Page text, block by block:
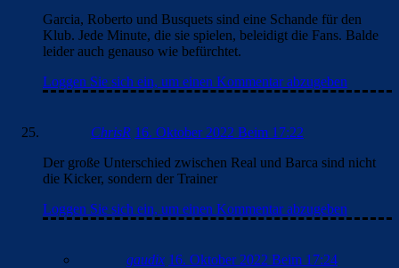
Garcia, Roberto und Busquets sind eine Schande für den
Klub. Jede Minute, die sie spielen, beleidigt die Fans. Balde
leider auch genauso wie befürchtet.
Loggen Sie sich ein, um einen Kommentar abzugeben
ChrisR 16. Oktober 2022 Beim 17:22
Der große Unterschied zwischen Real und Barca sind nicht
die Kicker, sondern der Trainer
Loggen Sie sich ein, um einen Kommentar abzugeben
gaudix 16. Oktober 2022 Beim 17:24